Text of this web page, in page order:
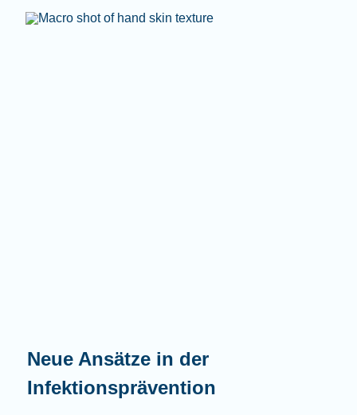
Neue Ansätze in der
Infektionsprävention